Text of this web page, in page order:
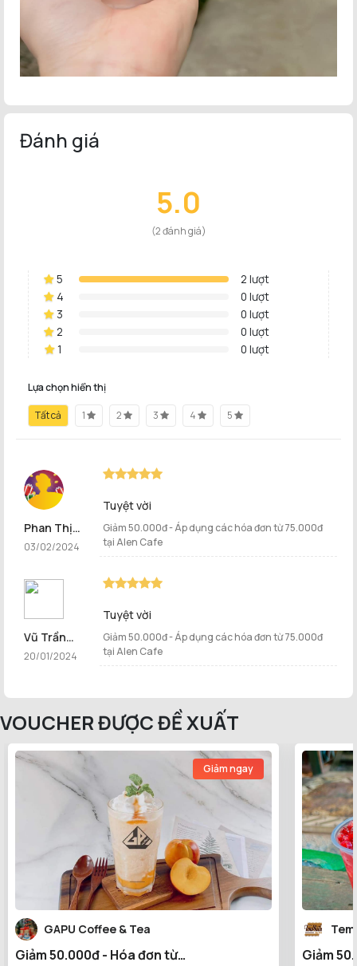
Đánh giá
5.0
(2 đánh giá)
5
2 lượt
4
0 lượt
3
0 lượt
2
0 lượt
1
0 lượt
Lựa chọn hiển thị
Tất cả 1 2 3 4 5
Phan Thị
Thuý Hằng
03/02/2024
Tuyệt vời
Giảm 50.000đ - Áp dụng các hóa đơn từ 75.000đ
tại Alen Cafe
Vũ Trần
Ngọc Linh
20/01/2024
Tuyệt vời
Giảm 50.000đ - Áp dụng các hóa đơn từ 75.000đ
tại Alen Cafe
VOUCHER ĐƯỢC ĐỀ XUẤT
Giảm ngay
GAPU Coffee & Tea
Giảm 50.000đ - Hóa đơn từ
Giảm